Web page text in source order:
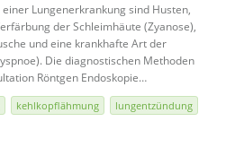
Lungenerkrankung sind Husten,
der Schleimhäute (Zyanose),
und eine krankhafte Art der
Die diagnostischen Methoden
Röntgen Endoskopie…
kehlkopflähmung
lungentzündung